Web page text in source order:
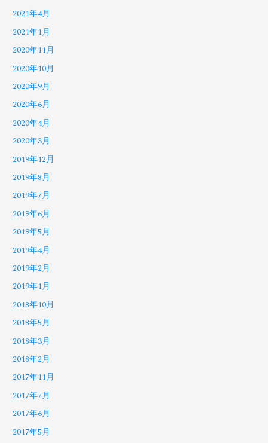
2021年4月
2021年1月
2020年11月
2020年10月
2020年9月
2020年6月
2020年4月
2020年3月
2019年12月
2019年8月
2019年7月
2019年6月
2019年5月
2019年4月
2019年2月
2019年1月
2018年10月
2018年5月
2018年3月
2018年2月
2017年11月
2017年7月
2017年6月
2017年5月